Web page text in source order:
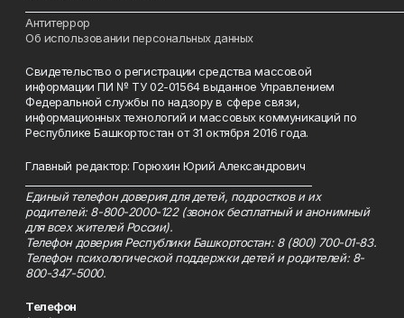
Антитеррор
Об использовании персональных данных
Свидетельство о регистрации средства массовой
информации ПИ № ТУ 02-01564 выданное Управлением
Федеральной службы по надзору в сфере связи,
информационных технологий и массовых коммуникаций по
Республике Башкортостан от 31 октября 2016 года.
Главный редактор: Горюхин Юрий Александрович
Единый телефон доверия для детей, подростков и их
родителей: 8-800-2000-122 (звонок бесплатный и анонимный
для всех жителей России).
Телефон доверия Республики Башкортостан: 8 (800) 700-01-83.
Телефон психологической поддержки детей и родителей: 8-
800-347-5000.
Телефон